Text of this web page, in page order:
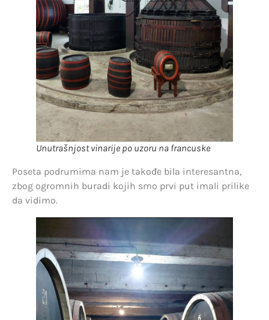
Unutrašnjost vinarije po uzoru na francuske
Poseta podrumima nam je takođe bila interesantna,
zbog ogromnih buradi kojih smo prvi put imali prilike
da vidimo.